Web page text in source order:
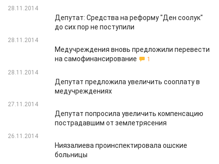
28.11.2014
Депутат: Средства на реформу "Ден соолук"
до сих пор не поступили
28.11.2014
Медучреждения вновь предложили перевести
на самофинансирование
1
28.11.2014
Депутат предложила увеличить сооплату в
медучреждениях
27.11.2014
Депутат попросила увеличить компенсацию
пострадавшим от землетрясения
26.11.2014
Ниязалиева проинспектировала ошские
больницы